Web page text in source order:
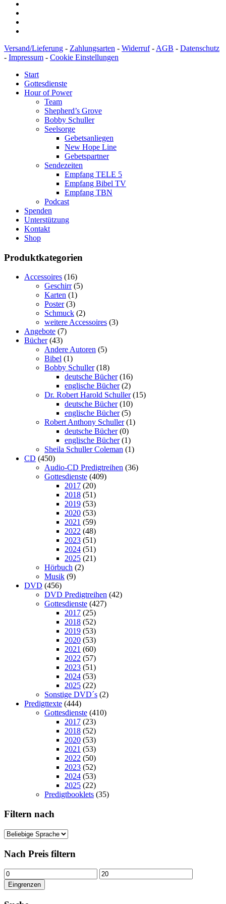
Versand/Lieferung - Zahlungsarten - Widerruf- AGB - Datenschutz
- Impressum - Cookie Einstellungen
Start
Gottesdienste
Hour of Power
Team
Shepherd’s Grove
Bobby Schuller
Seelsorge
Gebetsanliegen
New Hope Line
Gebetspartner
Sendezeiten
Empfang TELE 5
Empfang Bibel TV
Empfang TBN
Podcast
Spenden
Unterstützung
Kontakt
Shop
Produktkategorien
Accessoires (16)
Geschirr (5)
Karten (1)
Poster (3)
Schmuck (2)
weitere Accessoires (3)
Angebote (7)
Bücher (43)
Andere Autoren (5)
Bibel (1)
Bobby Schuller (18)
deutsche Bücher (16)
englische Bücher (2)
Dr. Robert Harold Schuller (15)
deutsche Bücher (10)
englische Bücher (5)
Robert Anthony Schuller (1)
deutsche Bücher (0)
englische Bücher (1)
Sheila Schuller Coleman (1)
CD (450)
Audio-CD Predigtreihen (36)
Gottesdienste (409)
2017 (20)
2018 (51)
2019 (53)
2020 (53)
2021 (59)
2022 (48)
2023 (51)
2024 (51)
2025 (21)
Hörbuch (2)
Musik (9)
DVD (456)
DVD Predigtreihen (42)
Gottesdienste (427)
2017 (25)
2018 (52)
2019 (53)
2020 (53)
2021 (60)
2022 (57)
2023 (51)
2024 (53)
2025 (22)
Sonstige DVD´s (2)
Predigttexte (444)
Gottesdienste (410)
2017 (23)
2018 (52)
2020 (53)
2021 (53)
2022 (50)
2023 (52)
2024 (53)
2025 (22)
Predigtbooklets (35)
Filtern nach
Nach Preis filtern
Min.
Preis
Max.
Preis
Eingrenzen